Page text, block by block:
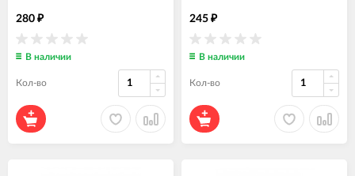
280 ₽
В наличии
Кол-во
245 ₽
В наличии
Кол-во